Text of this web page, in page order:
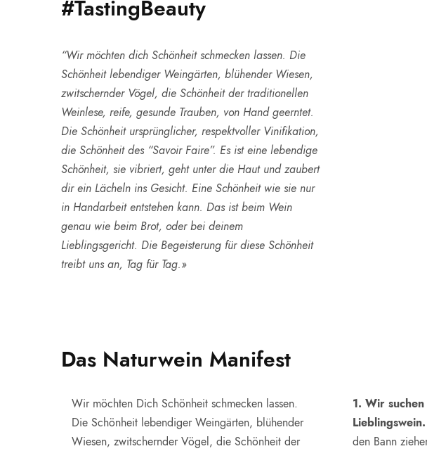
#TastingBeauty
“Wir möchten dich Schönheit schmecken lassen. Die
Schönheit lebendiger Weingärten, blühender Wiesen,
zwitschernder Vögel, die Schönheit der traditionellen
Weinlese, reife, gesunde Trauben, von Hand geerntet.
Die Schönheit ursprünglicher, respektvoller Vinifikation,
die Schönheit des “Savoir Faire”. Es ist eine lebendige
Schönheit, sie vibriert, geht unter die Haut und zaubert
dir ein Lächeln ins Gesicht. Eine Schönheit wie sie nur
in Handarbeit entstehen kann. Das ist beim Wein
genau wie beim Brot, oder bei deinem
Lieblingsgericht. Die Begeisterung für diese Schönheit
treibt uns an, Tag für Tag.»
Das Naturwein Manifest
Wir möchten Dich Schönheit schmecken lassen.
Die Schönheit lebendiger Weingärten, blühender
Wiesen, zwitschernder Vögel, die Schönheit der
1. Wir
den Bann